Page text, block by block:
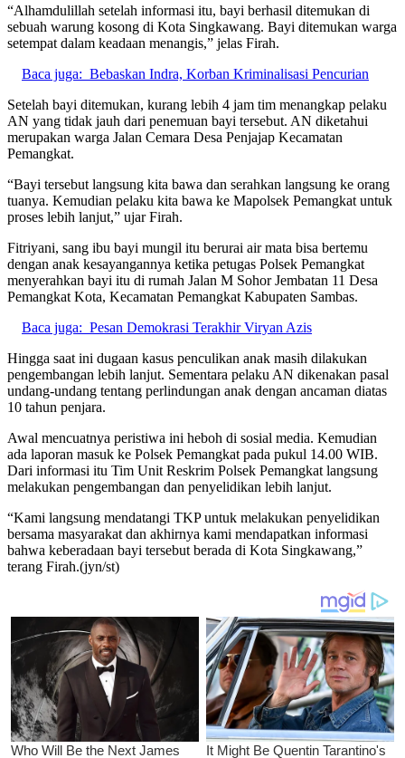
“Alhamdulillah setelah informasi itu, bayi berhasil ditemukan di
sebuah warung kosong di Kota Singkawang. Bayi ditemukan warga
setempat dalam keadaan menangis,” jelas Firah.
Baca juga: Bebaskan Indra, Korban Kriminalisasi Pencurian
Setelah bayi ditemukan, kurang lebih 4 jam tim menangkap pelaku
AN yang tidak jauh dari penemuan bayi tersebut. AN diketahui
merupakan warga Jalan Cemara Desa Penjajap Kecamatan
Pemangkat.
“Bayi tersebut langsung kita bawa dan serahkan langsung ke orang
tuanya. Kemudian pelaku kita bawa ke Mapolsek Pemangkat untuk
proses lebih lanjut,” ujar Firah.
Fitriyani, sang ibu bayi mungil itu berurai air mata bisa bertemu
dengan anak kesayangannya ketika petugas Polsek Pemangkat
menyerahkan bayi itu di rumah Jalan M Sohor Jembatan 11 Desa
Pemangkat Kota, Kecamatan Pemangkat Kabupaten Sambas.
Baca juga: Pesan Demokrasi Terakhir Viryan Azis
Hingga saat ini dugaan kasus penculikan anak masih dilakukan
pengembangan lebih lanjut. Sementara pelaku AN dikenakan pasal
undang-undang tentang perlindungan anak dengan ancaman diatas
10 tahun penjara.
Awal mencuatnya peristiwa ini heboh di sosial media. Kemudian
ada laporan masuk ke Polsek Pemangkat pada pukul 14.00 WIB.
Dari informasi itu Tim Unit Reskrim Polsek Pemangkat langsung
melakukan pengembangan dan penyelidikan lebih lanjut.
“Kami langsung mendatangi TKP untuk melakukan penyelidikan
bersama masyarakat dan akhirnya kami mendapatkan informasi
bahwa keberadaan bayi tersebut berada di Kota Singkawang,”
terang Firah.(jyn/st)